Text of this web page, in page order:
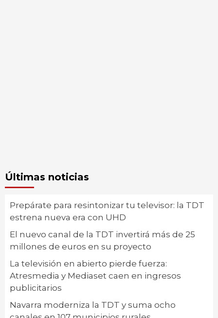
Últimas noticias
Prepárate para resintonizar tu televisor: la TDT
estrena nueva era con UHD
El nuevo canal de la TDT invertirá más de 25
millones de euros en su proyecto
La televisión en abierto pierde fuerza:
Atresmedia y Mediaset caen en ingresos
publicitarios
Navarra moderniza la TDT y suma ocho